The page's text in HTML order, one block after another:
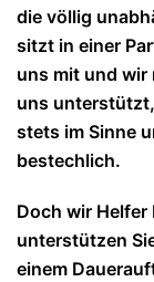
die völlig
sitzt in einer
uns mit und wir
uns
stets im Sinne
bestechlich.
Doch wir
unterstützen
einem